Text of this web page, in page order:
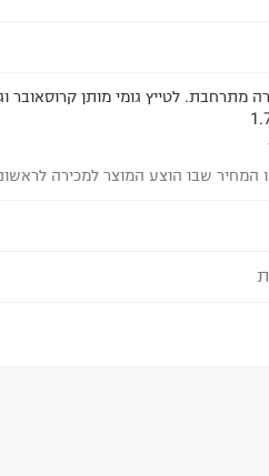
מתרחבת. לטייץ גומי מותן קרוסאובר
המחיר שבו הוצע המוצר למכירה
המתאימה לכם,